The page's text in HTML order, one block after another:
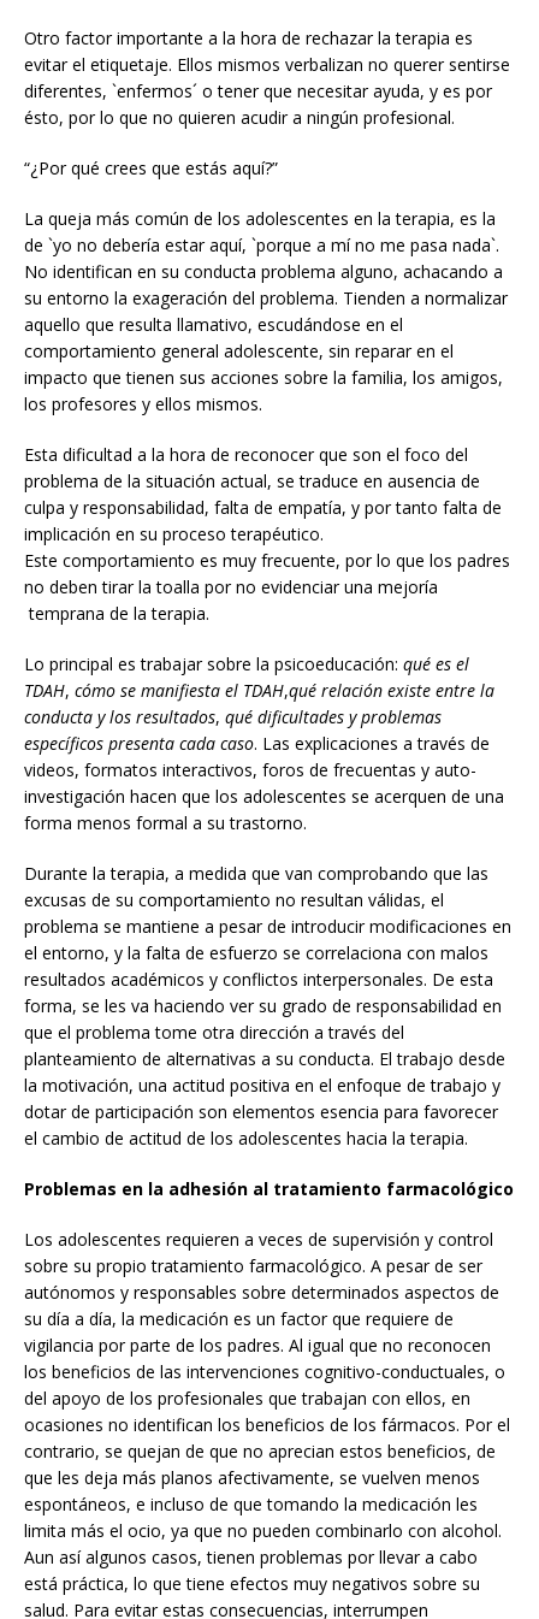
Otro factor importante a la hora de rechazar la terapia es
evitar el etiquetaje. Ellos mismos verbalizan no querer sentirse
diferentes, `enfermos´ o tener que necesitar ayuda, y es por
ésto, por lo que no quieren acudir a ningún profesional.
“¿Por qué crees que estás aquí?”
La queja más común de los adolescentes en la terapia, es la
de `yo no debería estar aquí, `porque a mí no me pasa nada`.
No identifican en su conducta problema alguno, achacando a
su entorno la exageración del problema. Tienden a normalizar
aquello que resulta llamativo, escudándose en el
comportamiento general adolescente, sin reparar en el
impacto que tienen sus acciones sobre la familia, los amigos,
los profesores y ellos mismos.
Esta dificultad a la hora de reconocer que son el foco del
problema de la situación actual, se traduce en ausencia de
culpa y responsabilidad, falta de empatía, y por tanto falta de
implicación en su proceso terapéutico.
Este comportamiento es muy frecuente, por lo que los padres
no deben tirar la toalla por no evidenciar una mejoría
temprana de la terapia.
Lo principal es trabajar sobre la psicoeducación: qué es el
TDAH, cómo se manifiesta el TDAH,qué relación existe entre la
conducta y los resultados, qué dificultades y problemas
específicos presenta cada caso. Las explicaciones a través de
videos, formatos interactivos, foros de frecuentas y auto-
investigación hacen que los adolescentes se acerquen de una
forma menos formal a su trastorno.
Durante la terapia, a medida que van comprobando que las
excusas de su comportamiento no resultan válidas, el
problema se mantiene a pesar de introducir modificaciones en
el entorno, y la falta de esfuerzo se correlaciona con malos
resultados académicos y conflictos interpersonales. De esta
forma, se les va haciendo ver su grado de responsabilidad en
que el problema tome otra dirección a través del
planteamiento de alternativas a su conducta. El trabajo desde
la motivación, una actitud positiva en el enfoque de trabajo y
dotar de participación son elementos esencia para favorecer
el cambio de actitud de los adolescentes hacia la terapia.
Problemas en la adhesión al tratamiento farmacológico
Los adolescentes requieren a veces de supervisión y control
sobre su propio tratamiento farmacológico. A pesar de ser
autónomos y responsables sobre determinados aspectos de
su día a día, la medicación es un factor que requiere de
vigilancia por parte de los padres. Al igual que no reconocen
los beneficios de las intervenciones cognitivo-conductuales, o
del apoyo de los profesionales que trabajan con ellos, en
ocasiones no identifican los beneficios de los fármacos. Por el
contrario, se quejan de que no aprecian estos beneficios, de
que les deja más planos afectivamente, se vuelven menos
espontáneos, e incluso de que tomando la medicación les
limita más el ocio, ya que no pueden combinarlo con alcohol.
Aun así algunos casos, tienen problemas por llevar a cabo
está práctica, lo que tiene efectos muy negativos sobre su
salud. Para evitar estas consecuencias, interrumpen